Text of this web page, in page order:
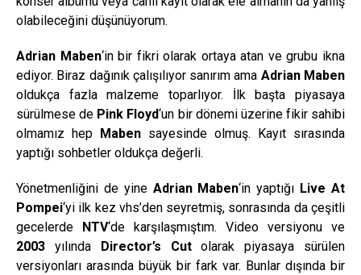
olabileceğini düşünüyorum.
Adrian Maben‘in bir fikri olarak ortaya atan ve grubu ikna
ediyor. Biraz dağınık çalışılıyor sanırım ama Adrian Maben
oldukça fazla malzeme toparlıyor. İlk başta piyasaya
sürülmese de Pink Floyd‘un bir dönemi üzerine fikir sahibi
olmamız hep
Maben sayesinde olmuş. Kayıt sırasında
yaptığı sohbetler oldukça değerli.
Yönetmenliğini de yine Adrian Maben‘in yaptığı Live At
Pompei‘yi ilk kez vhs’den seyretmiş, sonrasında da çeşitli
gecelerde
NTV‘de karşılaşmıştım. Video versiyonu ve
2003 yılında Director’s Cutolarak piyasaya sürülen
versiyonları arasında büyük bir fark var. Bunlar dışında bir